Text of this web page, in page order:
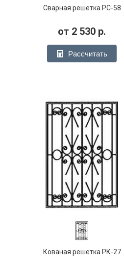
Сварная решетка РС-58
от 2 530 р.
Рассчитать
Кованая решетка РК-27